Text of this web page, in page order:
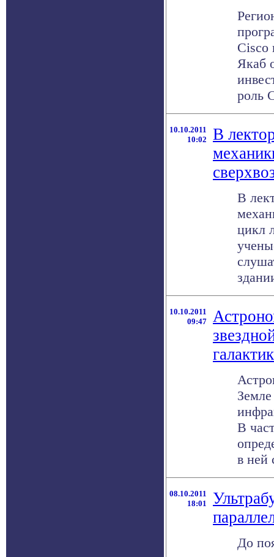
Якаб
роль
10.10.2011
10:02
В
В
цикл
10.10.2011
09:47
В
в ней
08.10.2011
18:01
До